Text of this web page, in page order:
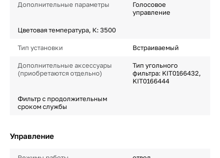
Дополнительные параметры
Голосовое
управление
Цветовая температура, К: 3500
Тип установки Встраиваемый
Дополнительные аксессуары
(приобретаются отдельно)
Тип угольного
фильтра: KIT0166432,
KIT0166444
Фильтр с продолжительным
сроком службы
Управление